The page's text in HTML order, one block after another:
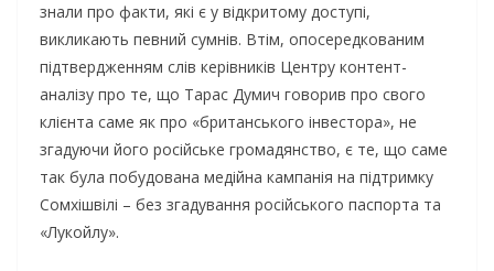
знали про факти, які є у відкритому доступі,
викликають певний сумнів. Втім, опосередкованим
підтвердженням слів керівників Центру контент-
аналізу про те, що Тарас Думич говорив про свого
клієнта саме як про «британського інвестора», не
згадуючи його російське громадянство, є те, що саме
так була побудована медійна кампанія на підтримку
Сомхішвілі – без згадування російського паспорта та
«Лукойлу».